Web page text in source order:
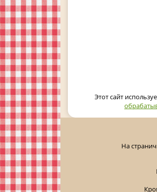
Этот сайт
На